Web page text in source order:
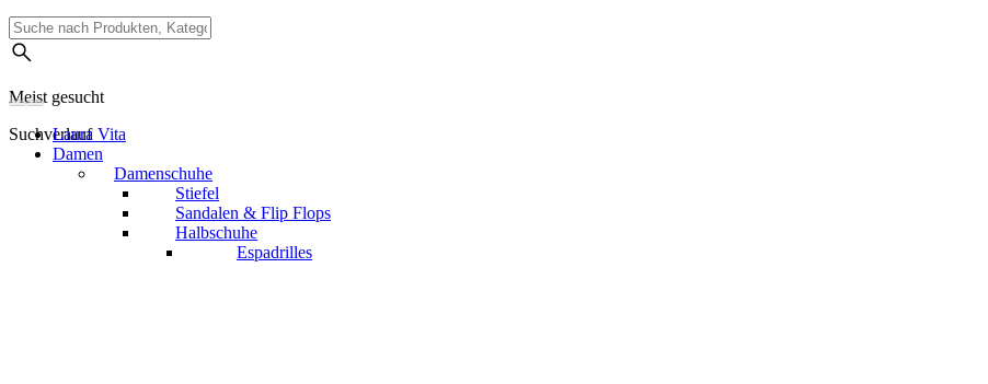
Meist gesucht
Suchverlauf
Laura Vita
Damen
Damenschuhe
Stiefel
Sandalen & Flip Flops
Halbschuhe
Espadrilles